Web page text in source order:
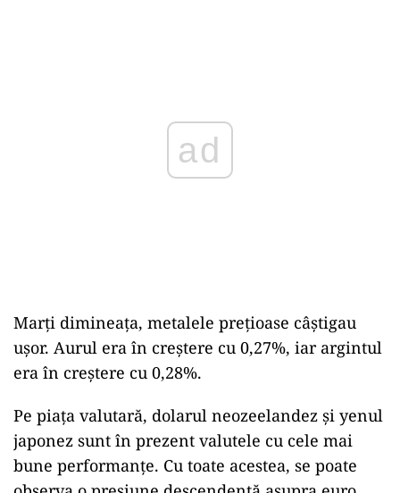
ad
Marţi dimineaţa, metalele prețioase câștigau
ușor. Aurul era în creștere cu 0,27%, iar argintul
era în creștere cu 0,28%.
Pe piața valutară, dolarul neozeelandez și yenul
japonez sunt în prezent valutele cu cele mai
bune performanțe. Cu toate acestea, se poate